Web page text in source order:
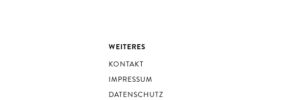
WEITERES
KONTAKT
IMPRESSUM
DATENSCHUTZ